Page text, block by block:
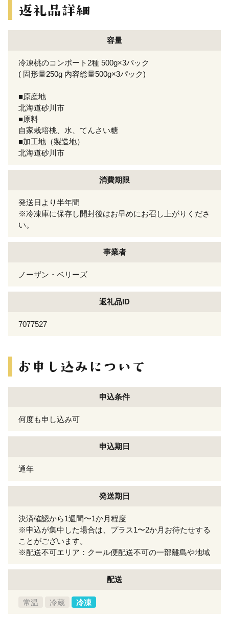
容量
冷凍桃のコンポート2種 500g×3パック
( 固形量250g 内容総量500g×3パック)
■原産地
北海道砂川市
■原料
自家栽培桃、水、てんさい糖
■加工地（製造地）
北海道砂川市
消費期限
発送日より半年間
※冷凍庫に保存し開封後はお早めにお召し上がりくださ
い。
事業者
ノーザン・ベリーズ
返礼品ID
7077527
申込条件
何度も申し込み可
申込期日
通年
発送期日
決済確認から1週間〜1か月程度
※申込が集中した場合は、プラス1〜2か月お待たせする
ことがございます。
※配送不可エリア：クール便配送不可の一部離島や地域
配送
常温 冷蔵 冷凍